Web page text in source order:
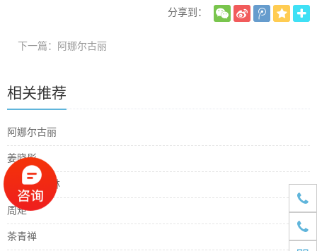
分享到：
下一篇：阿娜尔古丽
相关推荐
阿娜尔古丽
姜晓彤
拉塞•文德林
周矩
茶青禅